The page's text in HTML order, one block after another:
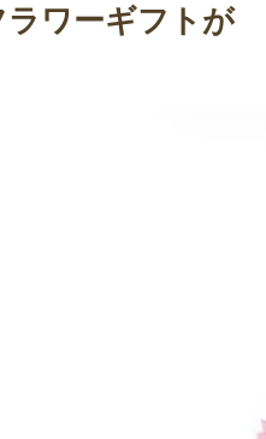
ワーギフトが